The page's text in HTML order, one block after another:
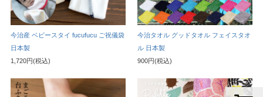
今治産 ベビースタイ fucufucu ご祝儀袋
日本製
1,720円(税込)
今治タオル グッドタオル フェイスタオ
ル 日本製
900円(税込)